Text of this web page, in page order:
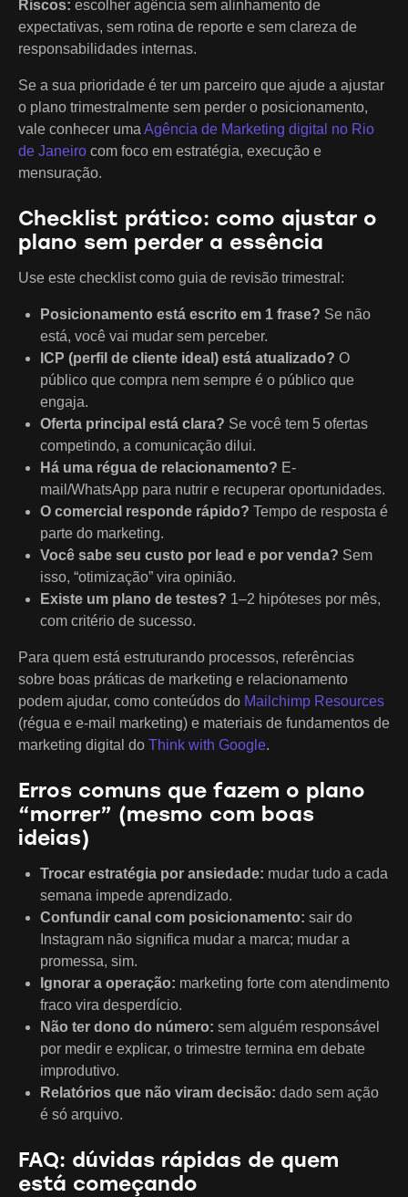
Riscos: escolher agência sem alinhamento de
expectativas, sem rotina de reporte e sem clareza de
responsabilidades internas.
Se a sua prioridade é ter um parceiro que ajude a ajustar
o plano trimestralmente sem perder o posicionamento,
vale conhecer uma Agência de Marketing digital no Rio
de Janeiro com foco em estratégia, execução e
mensuração.
Checklist prático: como ajustar o
plano sem perder a essência
Use este checklist como guia de revisão trimestral:
Posicionamento está escrito em 1 frase? Se não
está, você vai mudar sem perceber.
ICP (perfil de cliente ideal) está atualizado? O
público que compra nem sempre é o público que
engaja.
Oferta principal está clara? Se você tem 5 ofertas
competindo, a comunicação dilui.
Há uma régua de relacionamento? E-
mail/WhatsApp para nutrir e recuperar oportunidades.
O comercial responde rápido? Tempo de resposta é
parte do marketing.
Você sabe seu custo por lead e por venda? Sem
isso, “otimização” vira opinião.
Existe um plano de testes? 1–2 hipóteses por mês,
com critério de sucesso.
Para quem está estruturando processos, referências
sobre boas práticas de marketing e relacionamento
podem ajudar, como conteúdos do Mailchimp Resources
(régua e e-mail marketing) e materiais de fundamentos de
marketing digital do Think with Google.
Erros comuns que fazem o plano
“morrer” (mesmo com boas
ideias)
Trocar estratégia por ansiedade: mudar tudo a cada
semana impede aprendizado.
Confundir canal com posicionamento: sair do
Instagram não significa mudar a marca; mudar a
promessa, sim.
Ignorar a operação: marketing forte com atendimento
fraco vira desperdício.
Não ter dono do número: sem alguém responsável
por medir e explicar, o trimestre termina em debate
improdutivo.
Relatórios que não viram decisão: dado sem ação
é só arquivo.
FAQ: dúvidas rápidas de quem
está começando